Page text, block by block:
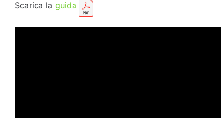
Scarica la guida